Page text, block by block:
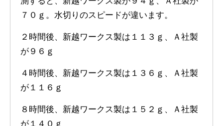
７０ｇ。水切りのスピードが違います。
２時間後、新越ワークス製は１１３ｇ、Ａ社製
が９６ｇ
４時間後、新越ワークス製は１３６ｇ、Ａ社製
が１１６ｇ
８時間後、新越ワークス製は１５２ｇ、Ａ社製
が１４０ｇ